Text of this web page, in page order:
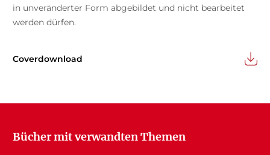
in unveränderter Form abgebildet und nicht bearbeitet
werden dürfen.
Coverdownload
Bücher mit verwandten Themen